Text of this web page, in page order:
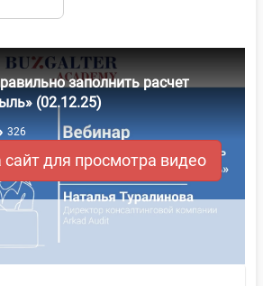
заполнить расчет
(02.12.25)
326
сайт для просмотра видео